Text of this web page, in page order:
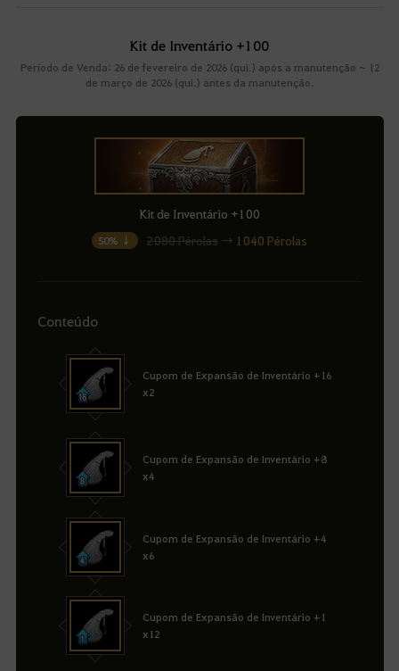
Kit de Inventário +100
Período de Venda: 26 de fevereiro de 2026 (qui.) após a manutenção ~ 12
de março de 2026 (qui.) antes da manutenção.
Kit de Inventário +100
50% ↓ 2080 Pérolas→ 1040 Pérolas
Conteúdo
Cupom de Expansão de Inventário +16
x2
Cupom de Expansão de Inventário +8
x4
Cupom de Expansão de Inventário +4
x6
Cupom de Expansão de Inventário +1
x12